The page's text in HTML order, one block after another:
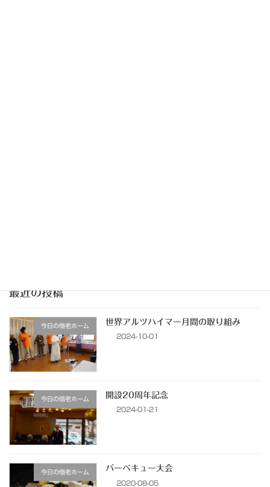
最近の投稿
今日の偕老ホーム 世界アルツハイマー月間の取り組み
2024-10-01
今日の偕老ホーム 開設20周年記念
2024-01-21
今日の偕老ホーム バーベキュー大会
2020-08-05